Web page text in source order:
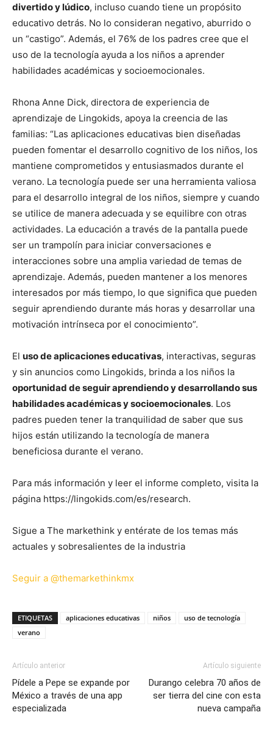
divertido y lúdico, incluso cuando tiene un propósito
educativo detrás. No lo consideran negativo, aburrido o
un “castigo”. Además, el 76% de los padres cree que el
uso de la tecnología ayuda a los niños a aprender
habilidades académicas y socioemocionales.
Rhona Anne Dick, directora de experiencia de
aprendizaje de Lingokids, apoya la creencia de las
familias: “Las aplicaciones educativas bien diseñadas
pueden fomentar el desarrollo cognitivo de los niños, los
mantiene comprometidos y entusiasmados durante el
verano. La tecnología puede ser una herramienta valiosa
para el desarrollo integral de los niños, siempre y cuando
se utilice de manera adecuada y se equilibre con otras
actividades. La educación a través de la pantalla puede
ser un trampolín para iniciar conversaciones e
interacciones sobre una amplia variedad de temas de
aprendizaje. Además, pueden mantener a los menores
interesados por más tiempo, lo que significa que pueden
seguir aprendiendo durante más horas y desarrollar una
motivación intrínseca por el conocimiento”.
El uso de aplicaciones educativas, interactivas, seguras
y sin anuncios como Lingokids, brinda a los niños la
oportunidad de seguir aprendiendo y desarrollando sus
habilidades académicas y socioemocionales. Los
padres pueden tener la tranquilidad de saber que sus
hijos están utilizando la tecnología de manera
beneficiosa durante el verano.
Para más información y leer el informe completo, visita la
página https://lingokids.com/es/research.
Sigue a The markethink y entérate de los temas más
actuales y sobresalientes de la industria
Seguir a @themarkethinkmx
ETIQUETAS aplicaciones educativas niños
uso de tecnología
verano
Artículo anterior
Pídele a Pepe se expande por
México a través de una app
especializada
Artículo siguiente
Durango celebra 70 años de
ser tierra del cine con esta
nueva campaña